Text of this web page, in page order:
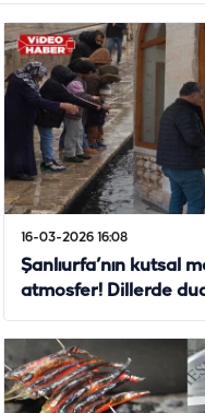
16-03-2026 16:08
Şanlıurfa’nın kutsal
atmosfer! Dillerde